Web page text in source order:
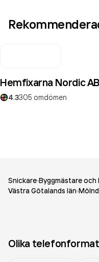
Hemfixarna Nordic AB
4.3305 omdömen
Snickare Byggmästare
Västra Götalands län
Olika telefonformat